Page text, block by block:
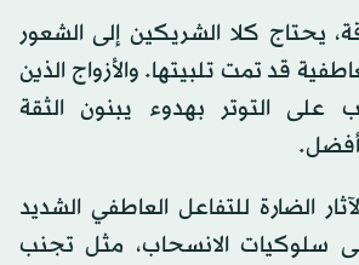
يحتاج كلا الشريكين إلى الشعور
قد تمت تلبيتها. والأزواج الذين
على التوتر بهدوء يبنون الثقة
أفضل.
الضارة للتفاعل العاطفي الشديد
سلوكيات الانسحاب، مثل تجنب